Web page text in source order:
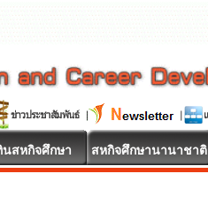
สหกิจศึกษา สหกิจศึกษานานาชาติ